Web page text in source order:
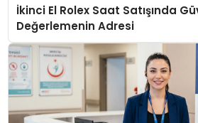
İkinci El Rolex Saat Satışında
Değerlemenin Adresi